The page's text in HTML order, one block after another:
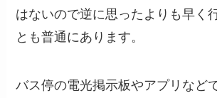
はないので逆に思ったよりも早く
とも普通にあります。
バス停の電光掲示板やアプリなど